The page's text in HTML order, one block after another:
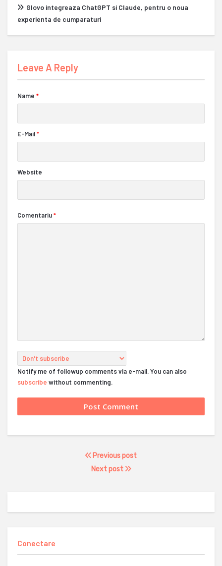
Glovo integreaza ChatGPT si Claude, pentru o noua
experienta de cumparaturi
Leave A Reply
Name *
E-Mail*
Website
Comentariu*
Notify me of followup comments via e-mail. You can also
subscribe without commenting.
Previous post
Next post
Conectare